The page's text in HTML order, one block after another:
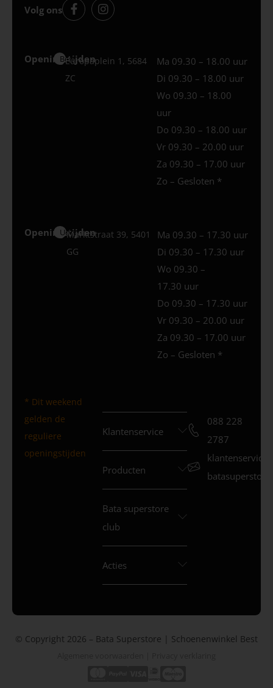
Volg ons
Openingstijden
Best
Europaplein 1, 5684
ZC
Ma 09.30 – 18.00 uur
Di 09.30 – 18.00 uur
Wo 09.30 – 18.00
uur
Do 09.30 – 18.00 uur
Vr 09.30 – 20.00 uur
Za 09.30 – 17.00 uur
Zo – Gesloten *
Openingstijden
Uden
Marktstraat 39, 5401
GG
Ma 09.30 – 17.30 uur
Di 09.30 – 17.30 uur
Wo 09.30 –
17.30 uur
Do 09.30 – 17.30 uur
Vr 09.30 – 20.00 uur
Za 09.30 – 17.00 uur
Zo – Gesloten *
* Dit weekend
gelden de
reguliere
openingstijden
Klantenservice
Producten
Bata superstore
club
Acties
088 228
2787
© Copyright 2026 – Bata Superstore | Schoenenwinkel Best